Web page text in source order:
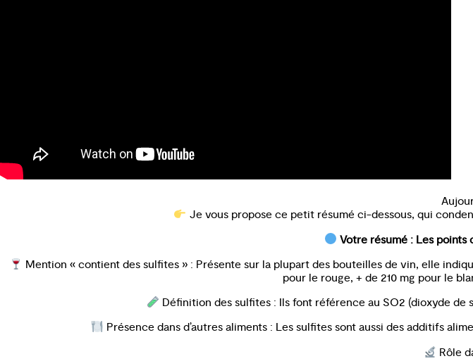
Je vous propose ce petit résumé ci-dessous, qui
Votre résumé : Les points
Mention « contient des sulfites » : Présente sur la plupart des bouteilles de vin, elle
pour le rouge, + de 210 mg pour le
Définition des sulfites : Ils font référence au SO2 (dioxyde
Présence dans d’autres aliments : Les sulfites sont aussi des additifs
Rôle